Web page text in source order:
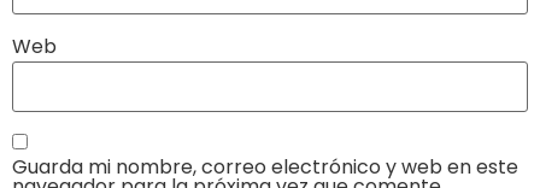
Web
Guarda mi nombre, correo electrónico y web en este